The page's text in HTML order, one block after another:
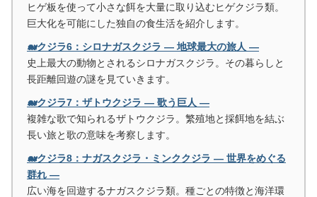
ヒゲ板を使って小さな餌を大量に取り込むヒゲクジラ類。
巨大化を可能にした独自の食生活を紹介します。
🐋クジラ6：シロナガスクジラ ― 地球最大の旅人 ―
史上最大の動物とされるシロナガスクジラ。その暮らしと
長距離回遊の謎を見ていきます。
🐋クジラ7：ザトウクジラ ― 歌う巨人 ―
複雑な歌で知られるザトウクジラ。繁殖地と採餌地を結ぶ
長い旅と歌の意味を考察します。
🐋クジラ8：ナガスクジラ・ミンククジラ ― 世界をめぐる
群れ ―
広い海を回遊するナガスクジラ類。種ごとの特徴と海洋環